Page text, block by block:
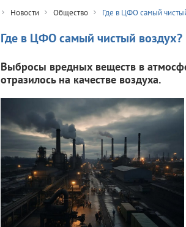
Новости Общество Где в ЦФО самый
Где в ЦФО самый чистый воздух?
Выбросы вредных веществ в
отразилось на качестве воздуха.